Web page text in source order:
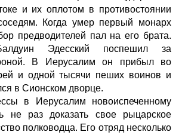
и их оплотом в противостоянии
Когда умер первый монарх
предводителей пал на его брата.
Эдесский поспешил за
В Иерусалим он прибыл во
и одной тысячи пеших воинов и
в Сионском дворце.
в Иерусалим новоиспеченному
не раз доказать свое рыцарское
полководца. Его отряд несколько